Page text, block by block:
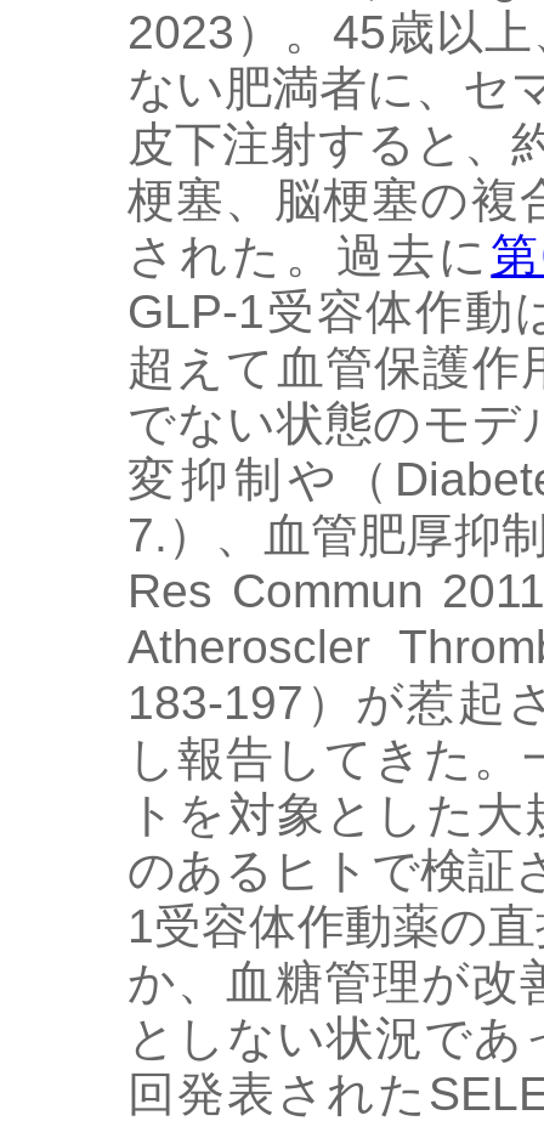
2023）。45歳以
ない肥満者に、セ
皮下注射すると、
梗塞、脳梗塞の複
された。過去に
GLP-1受容体作動
超えて血管保護作
でない状態のモデ
変抑制や（
7.）、血管肥厚抑
Res Commun
Atheroscler
183-197）が惹起
し報告してきた
トを対象とした
のあるヒトで検証
1受容体作動薬の
か、血糖管理が改
としない状況で
回発表された